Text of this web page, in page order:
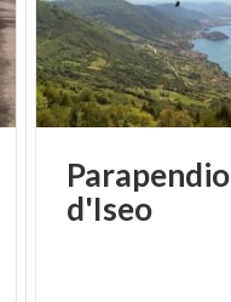
Parapendio
d'Iseo